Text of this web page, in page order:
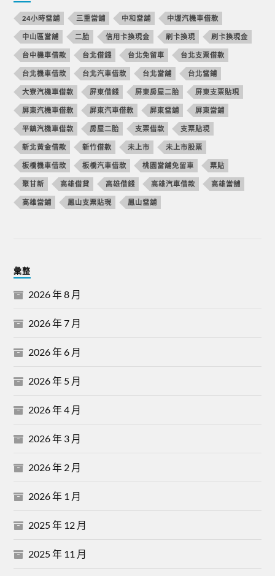
24小時當舖 三重當舖 中和當舖 中壢汽機車借款
中山區當舖 二胎 信用卡換現金 刷卡換現 刷卡換現金
台中機車借款 台北借錢 台北免留車 台北支票借款
台北機車借款 台北汽車借款 台北當舖 台北當鋪
大寮汽機車借款 屏東借錢 屏東房屋二胎 屏東支票貼現
屏東汽機車借款 屏東汽車借款 屏東當舖 屏東當鋪
平鎮汽機車借款 房屋二胎 支票借款 支票貼現
新北黃金借款 新竹借款 未上市 未上市股票
板橋機車借款 板橋汽車借款 桃園當舖免留車 票貼
聚甘新 高雄借貸 高雄借錢 高雄汽車借款 高雄當舖
高雄當鋪 鳳山支票貼現 鳳山當舖
彙整
2026 年 8 月
2026 年 7 月
2026 年 6 月
2026 年 5 月
2026 年 4 月
2026 年 3 月
2026 年 2 月
2026 年 1 月
2025 年 12 月
2025 年 11 月